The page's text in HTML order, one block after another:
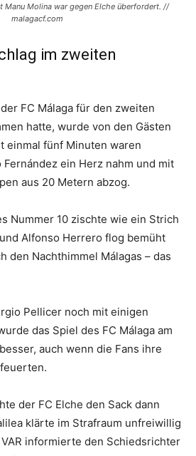
Molina war gegen Elche überfordert. //
malagacf.com
im zweiten
FC Málaga für den zweiten
hatte, wurde von den Gästen
einmal fünf Minuten waren
ein Herz nahm und mit
aus 20 Metern abzog.
Nummer 10 zischte wie ein Strich
Alfonso Herrero flog bemüht
den Nachthimmel Málagas – das
Pellicer noch mit einigen
das Spiel des FC Málaga am
auch wenn die Fans ihre
der FC Elche den Sack dann
klärte im Strafraum unfreiwillig
informierte den Schiedsrichter